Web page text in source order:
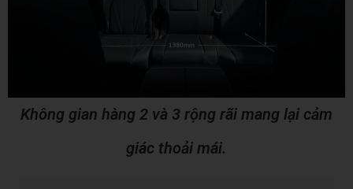
Không gian hàng 2 và 3 rộng rãi mang lại cảm
giác thoải mái.